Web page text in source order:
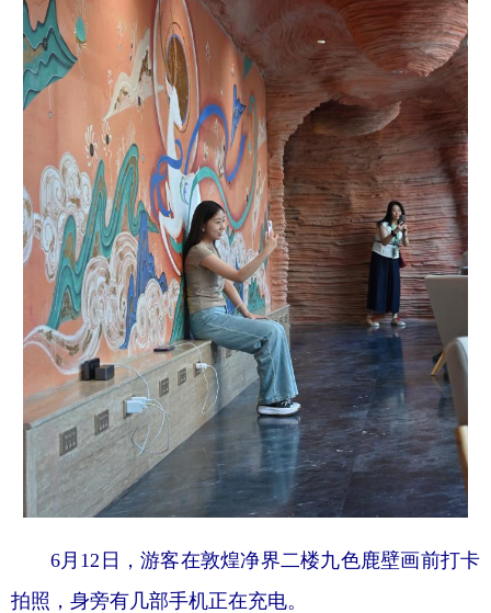
6月12日，游客在敦煌净界二楼九色鹿壁画前打卡
拍照，身旁有几部手机正在充电。